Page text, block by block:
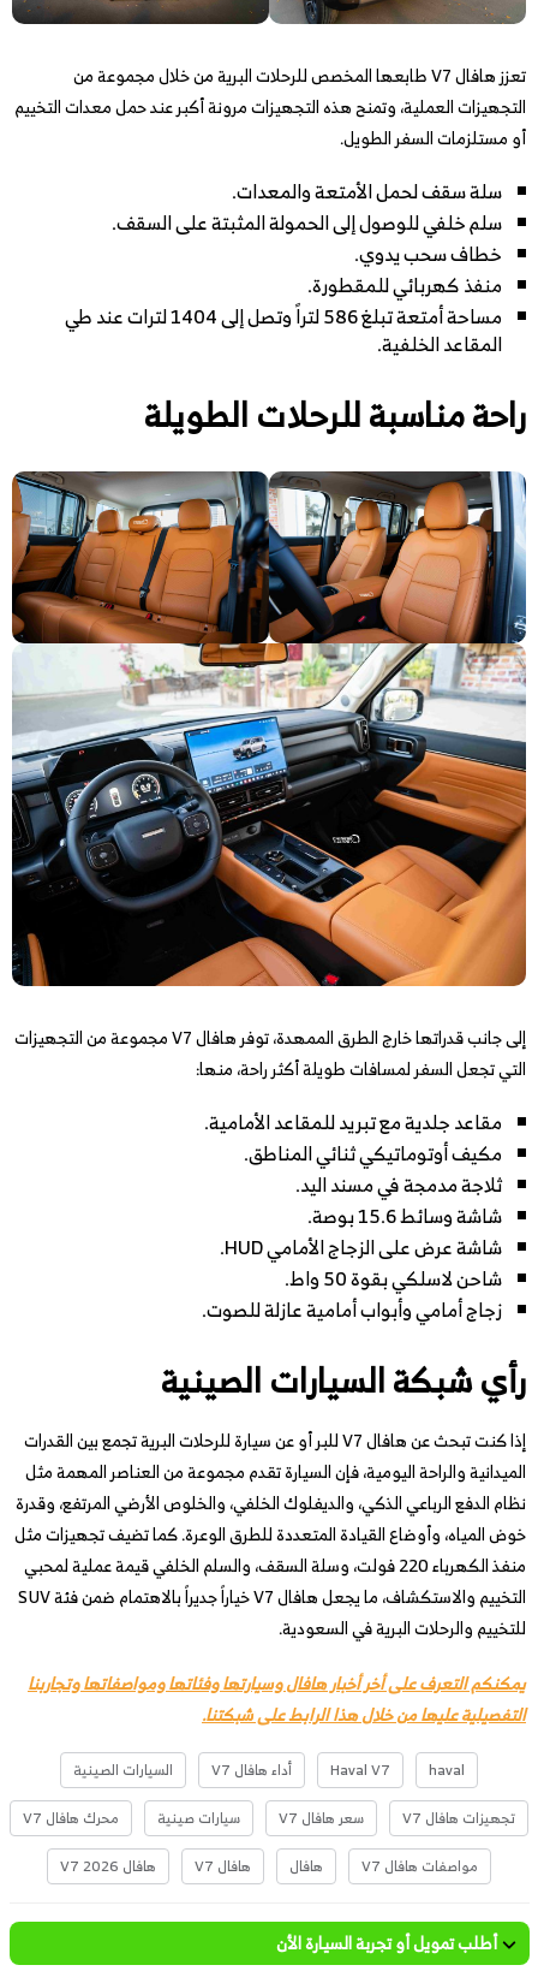
تعزز هافال V7 طابعها المخصص للرحلات البرية من خلال مجموعة من
التجهيزات العملية، وتمنح هذه التجهيزات مرونة أكبر عند حمل معدات التخييم
أو مستلزمات السفر الطويل.
سلة سقف لحمل الأمتعة والمعدات.
سلم خلفي للوصول إلى الحمولة المثبتة على السقف.
خطاف سحب يدوي.
منفذ كهربائي للمقطورة.
مساحة أمتعة تبلغ 586 لتراً وتصل إلى 1404 لترات عند طي
المقاعد الخلفية.
راحة مناسبة للرحلات الطويلة
إلى جانب قدراتها خارج الطرق الممهدة، توفر هافال V7 مجموعة من التجهيزات
التي تجعل السفر لمسافات طويلة أكثر راحة، منها:
مقاعد جلدية مع تبريد للمقاعد الأمامية.
مكيف أوتوماتيكي ثنائي المناطق.
ثلاجة مدمجة في مسند اليد.
شاشة وسائط 15.6 بوصة.
شاشة عرض على الزجاج الأمامي HUD.
شاحن لاسلكي بقوة 50 واط.
زجاج أمامي وأبواب أمامية عازلة للصوت.
رأي شبكة السيارات الصينية
إذا كنت تبحث عن هافال V7 للبر أو عن سيارة للرحلات البرية تجمع بين القدرات
الميدانية والراحة اليومية، فإن السيارة تقدم مجموعة من العناصر المهمة مثل
نظام الدفع الرباعي الذكي، والديفلوك الخلفي، والخلوص الأرضي المرتفع، وقدرة
خوض المياه، وأوضاع القيادة المتعددة للطرق الوعرة. كما تضيف تجهيزات مثل
منفذ الكهرباء 220 فولت، وسلة السقف، والسلم الخلفي قيمة عملية لمحبي
التخييم والاستكشاف، ما يجعل هافال V7 خياراً جديراً بالاهتمام ضمن فئة SUV
للتخييم والرحلات البرية في السعودية.
يمكنكم التعرف على أخر أخبار هافال وسيارتها وفئاتها ومواصفاتها وتجاربنا
التفصيلية عليها من خلال هذا الرابط على شبكتنا.
haval
Haval V7 أداء هافال V7
السيارات الصينية
تجهيزات هافال V7
سعر هافال V7 سيارات صينية
محرك هافال V7
مواصفات هافال V7
هافال هافال V7 هافال V7 2026
أطلب تمويل أو تجربة السيارة الأن